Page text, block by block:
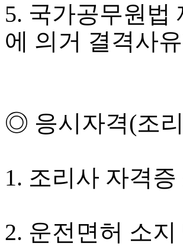
5. 국가공무원법
에 의거 결격사
◎ 응시자격(조
1. 조리사 자격
2. 운전면허 소